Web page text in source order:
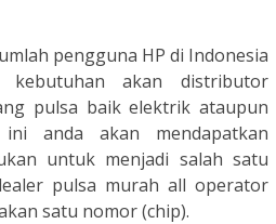
pengguna HP di Indonesia
kebutuhan akan distributor
pulsa baik elektrik ataupun
anda akan mendapatkan
untuk menjadi salah satu
pulsa murah all operator
satu nomor (chip).